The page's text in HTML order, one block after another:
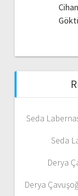
Seda
Seda
Derya
Derya